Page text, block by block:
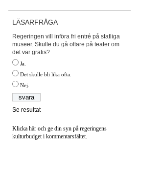
LÄSARFRÅGA
Regeringen vill införa fri entré på statliga
museer. Skulle du gå oftare på teater om
det var gratis?
Ja.
Det skulle bli lika ofta.
Nej.
Se resultat
Klicka här och ge din syn på regeringens
kulturbudget i kommentarsfältet.